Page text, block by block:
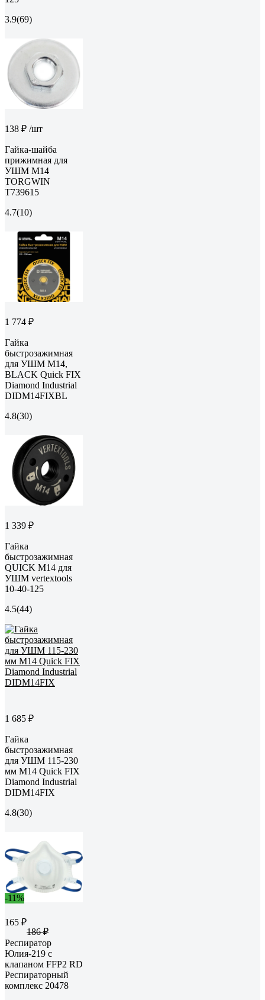
3.9(69)
138 ₽ /шт
Гайка-шайба
прижимная для
УШМ М14
TORGWIN
T739615
4.7(10)
1 774 ₽
Гайка
быстрозажимная
для УШМ М14,
BLACK Quick FIX
Diamond Industrial
DIDM14FIXBL
4.8(30)
1 339 ₽
Гайка
быстрозажимная
QUICK М14 для
УШМ vertextools
10-40-125
4.5(44)
1 685 ₽
Гайка
быстрозажимная
для УШМ 115-230
мм М14 Quick FIX
Diamond Industrial
DIDM14FIX
4.8(30)
-11%
165 ₽
186 ₽
Респиратор
Юлия-219 с
клапаном FFP2 RD
Респираторный
комплекс 20478